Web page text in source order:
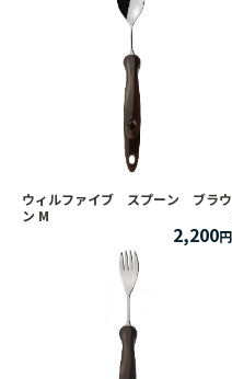
ウィルファイブ スプーン ブラウ
ン M
2,200